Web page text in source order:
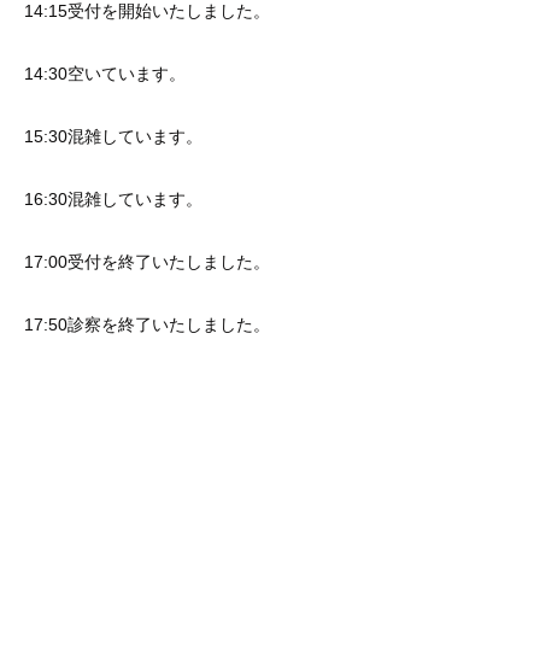
14:15受付を開始いたしました。
14:30空いています。
15:30混雑しています。
16:30混雑しています。
17:00受付を終了いたしました。
17:50診察を終了いたしました。